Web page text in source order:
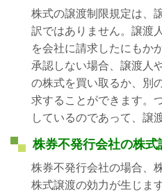
株式の譲渡制限規定は、
訳ではありません。譲渡
を会社に請求したにもか
承認しない場合、譲渡人
の株式を買い取るか、別
求することができます。
しているのであって、譲
株券不発行会社の株式
株券不発行会社の場合、
株式譲渡の効力が生じま